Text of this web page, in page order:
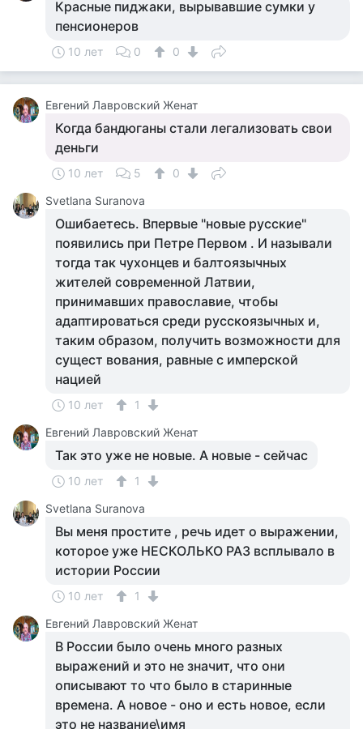
Красные пиджаки, вырывавшие сумки у
пенсионеров
10 лет 0 0
Евгений Лавровский Женат
Когда бандюганы стали легализовать свои
деньги
10 лет 5
0
Svetlana Suranova
Ошибаетесь. Впервые "новые русские"
появились при Петре Первом . И называли
тогда так чухонцев и балтоязычных
жителей современной Латвии,
принимавших православие, чтобы
адаптироваться среди русскоязычных и,
таким образом, получить возможности для
сущест вования, равные с имперской
нацией
10 лет
1
Евгений Лавровский Женат
Так это уже не новые. А новые - сейчас
10 лет
1
Svetlana Suranova
Вы меня простите , речь идет о выражении,
которое уже НЕСКОЛЬКО РАЗ всплывало в
истории России
10 лет
1
Евгений Лавровский Женат
В России было очень много разных
выражений и это не значит, что они
описывают то что было в старинные
времена. А новое - оно и есть новое, если
это не название\имя